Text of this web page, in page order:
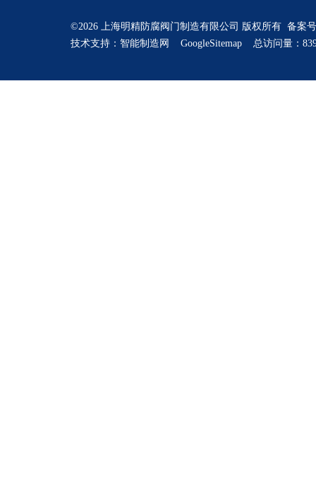
©2026 上海明精防腐阀门制造有限公司 版权所有 备案
技术支持： 智能制造网 GoogleSitemap 总访问量：